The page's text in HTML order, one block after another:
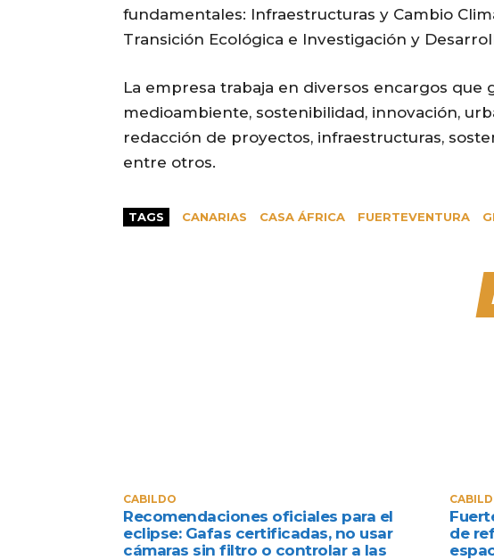
fundamentales: Infraestructuras y Cambio
Transición Ecológica e Investigación y
La empresa trabaja en diversos encargos
medioambiente, sostenibilidad, innovación,
redacción de proyectos, infraestructuras,
entre otros.
TAGS CANARIAS CASA ÁFRICA FUERTEVENTURA
CABILDO
Recomendaciones oficiales para el
eclipse: Gafas certificadas, no usar
cámaras sin filtro o controlar a las
de